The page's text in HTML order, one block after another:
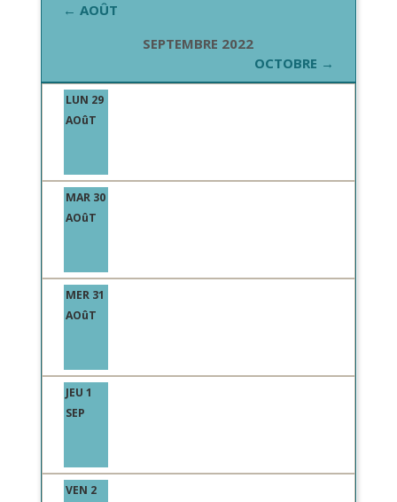
← AOÛT
SEPTEMBRE 2022
OCTOBRE →
LUN 29
AOûT
MAR 30
AOûT
MER 31
AOûT
JEU 1
SEP
VEN 2